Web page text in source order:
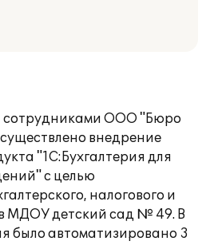
сотрудниками ООО "Бюро
внедрение
"1С:Бухгалтерия для
с целью
налогового и
МДОУ детский сад № 49. В
было автоматизировано 3